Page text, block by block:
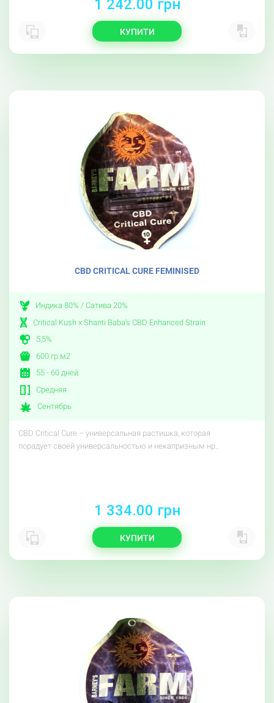
1 242.00 грн
КУПИТИ
CBD CRITICAL CURE FEMINISED
Индика 80% / Сатива 20%
Critical Kush x Shanti Baba’s CBD Enhanced Strain
5,5%
600 гр.м2
55 - 60 дней
Средняя
Сентябрь
CBD Critical Cure – универсальная растишка, которая
порадует своей универсальностью и некапризным нр..
1 334.00 грн
КУПИТИ